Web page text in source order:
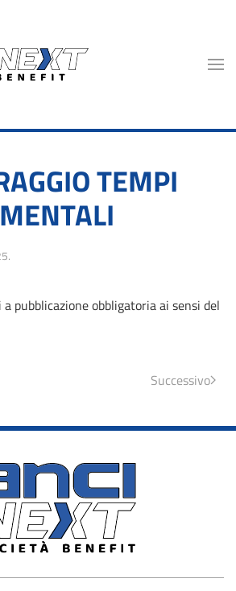
TEMPI
.
pubblicazione obbligatoria ai sensi del
Successivo